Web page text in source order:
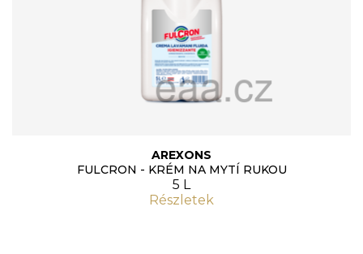
AREXONS
FULCRON - KRÉM NA MYTÍ RUKOU
5 L
Részletek